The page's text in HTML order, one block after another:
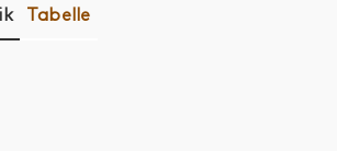
Tabelle